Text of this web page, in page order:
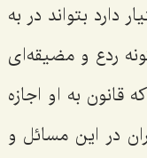
دارد بتواند در به
ردع و مضیقه‌ای
به او اجازه
در این مسائل و